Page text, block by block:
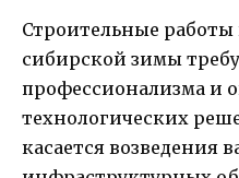
Строительные работы
сибирской зимы
профессионализма и
технологических
касается возведения